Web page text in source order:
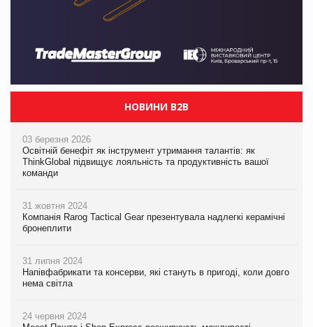
НОВИНИ B2B
03 березня 2026
Освітній бенефіт як інструмент утримання талантів: як
ThinkGlobal підвищує лояльність та продуктивність вашої
команди
31 жовтня 2024
Компанія Rarog Tactical Gear презентувала надлегкі керамічні
бронеплити
31 липня 2024
Напівфабрикати та консерви, які стануть в пригоді, коли довго
нема світла
24 червня 2024